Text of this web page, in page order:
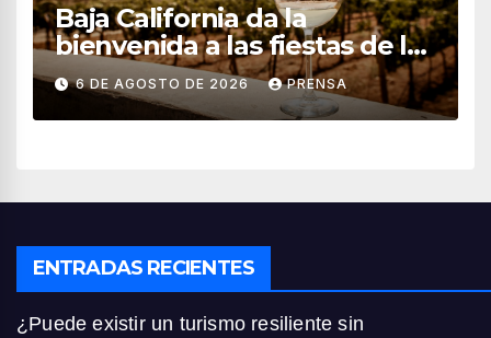
Baja California da la
bienvenida a las fiestas de la
vendimia 2026
6 DE AGOSTO DE 2026 PRENSA
ENTRADAS RECIENTES
¿Puede existir un turismo resiliente sin